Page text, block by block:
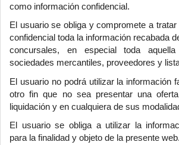
como información confidencial.
El usuario se obliga y compromete a
confidencial toda la información recabada
concursales, en especial toda
sociedades mercantiles, proveedores y
El usuario no podrá utilizar la información
otro fin que no sea presentar una
liquidación y en cualquiera de sus
El usuario se obliga a utilizar la
para la finalidad y objeto de la presente web.